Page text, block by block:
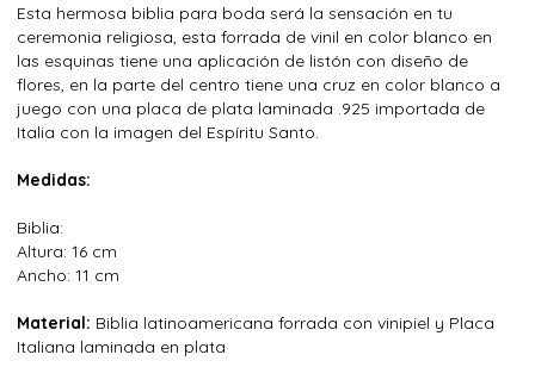
Esta hermosa biblia para boda será la sensación en tu
ceremonia religiosa, esta forrada de vinil en color blanco en
las esquinas tiene una aplicación de listón con diseño de
flores, en la parte del centro tiene una cruz en color blanco a
juego con una placa de plata laminada .925 importada de
Italia con la imagen del Espíritu Santo.
Medidas:
Biblia:
Altura: 16 cm
Ancho: 11 cm
Material: Biblia latinoamericana forrada con vinipiel y Placa
Italiana laminada en plata